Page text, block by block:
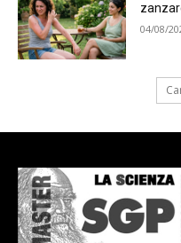
04/08/